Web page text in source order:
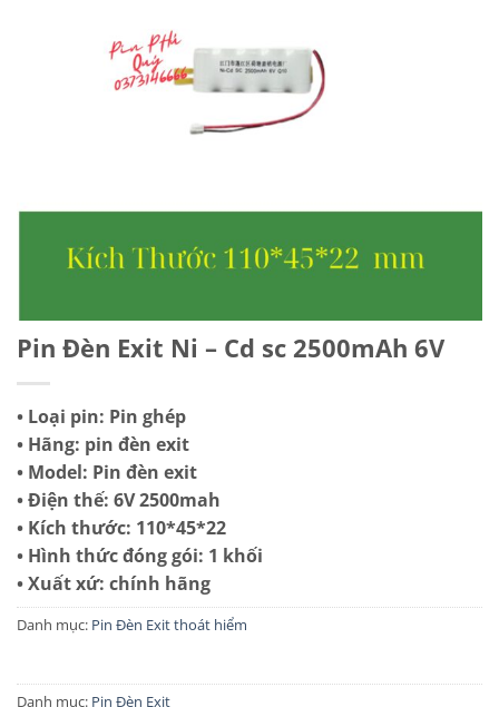
Pin Đèn Exit Ni – Cd sc 2500mAh 6V
• Loại pin: Pin ghép
• Hãng: pin đèn exit
• Model: Pin đèn exit
• Điện thế: 6V 2500mah
• Kích thước: 110*45*22
• Hình thức đóng gói: 1 khối
• Xuất xứ: chính hãng
Danh mục: Pin Đèn Exit thoát hiểm
Danh mục: Pin Đèn Exit